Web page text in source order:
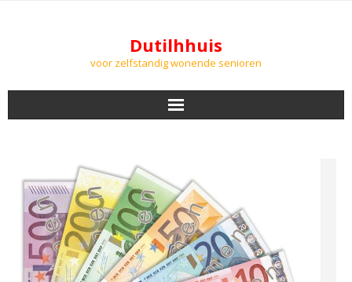
Dutilhhuis
voor zelfstandig wonende senioren
BEWONERS
DOWNLOADS
PODCASTS